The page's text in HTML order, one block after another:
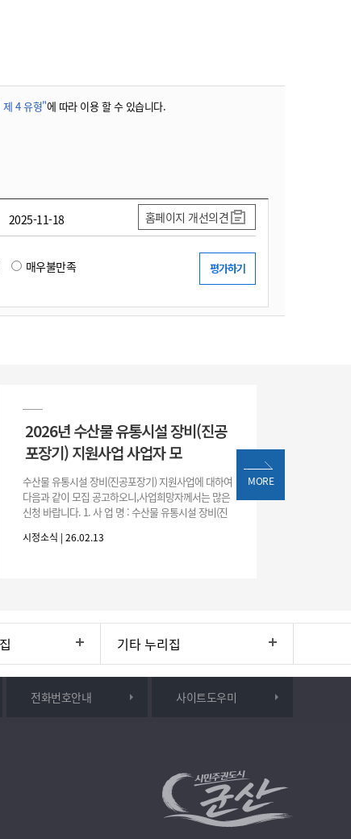
제 4 유형"에 따라 이용 할 수 있습니다.
2025-11-18 홈페이지 개선의견
매우불만족
2026년 수산물 유통시설 장비(진공
포장기) 지원사업 사업자 모
수산물 유통시설 장비(진공포장기) 지원사업에 대하여
다음과 같이 모집 공고하오니,사업희망자께서는 많은
신청 바랍니다. 1. 사 업 명 : 수산물 유통시설 장비(진
간 : 공고게시일부터
시정소식 | 26.02.13
MORE
기타 누리집
전화번호안내 사이트도우미